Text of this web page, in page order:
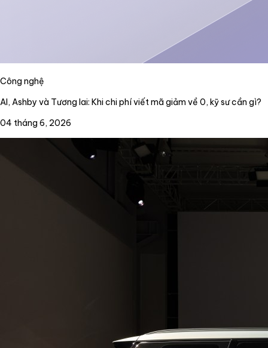
Công nghệ
AI, Ashby và Tương lai: Khi chi phí viết mã giảm về 0, kỹ sư cần gì?
04 tháng 6, 2026